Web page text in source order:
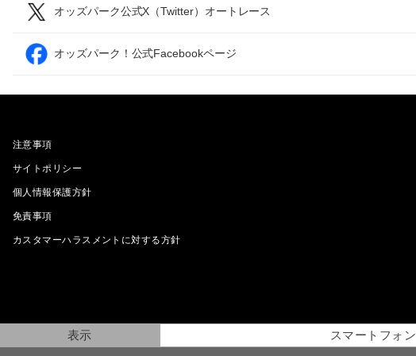
オッズパーク公式X（Twitter）オートレース
オッズパーク！公式Facebookページ
注意事項
サイトポリシー
個人情報保護方針
免責事項
カスタマーハラスメントに対する方針
表示 スマートフォン